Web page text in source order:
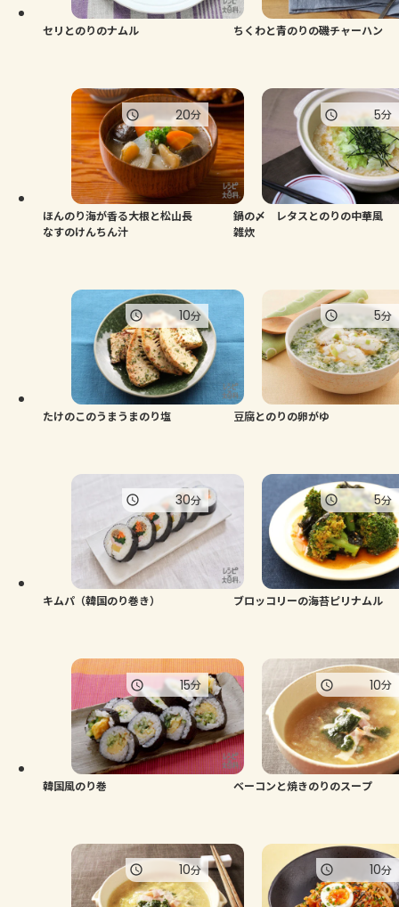
セリとのりのナムル ちくわと青のりの磯チャーハン
ほんのり海が香る大根と松山長
なすのけんちん汁
20分
鍋の〆 レタスとのりの中華風
雑炊
5分
たけのこのうまうまのり塩
10分
豆腐とのりの卵がゆ
5分
キムパ（韓国のり巻き）
30分
ブロッコリーの海苔ピリナムル
5分
韓国風のり巻
15分
ベーコンと焼きのりのスープ
10分
10分 10分